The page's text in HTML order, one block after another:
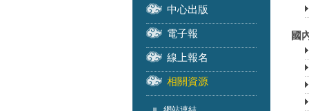
中心出版
電子報
線上報名
相關資源
國